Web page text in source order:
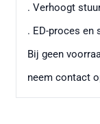
. Verhoogt
. ED-proces en
Bij geen
neem contact